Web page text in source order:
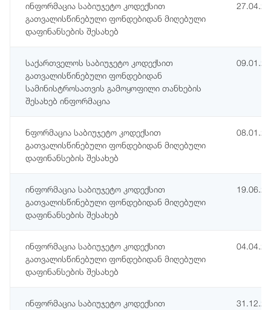
ინფორმაცია საბიუჯეტო კოდექსით
გათვალისწინებული ფონდებიდან მიღებული
დაფინანსების შესახებ
საქართველოს საბიუჯეტო კოდექსით
გათვალისწინებული ფონდებიდან
სამინისტროსათვის გამოყოფილი თანხების
შესახებ ინფორმაცია
ნფორმაცია საბიუჯეტო კოდექსით
გათვალისწინებული ფონდებიდან მიღებული
დაფინანსების შესახებ
ინფორმაცია საბიუჯეტო კოდექსით
გათვალისწინებული ფონდებიდან მიღებული
დაფინანსების შესახებ
ინფორმაცია საბიუჯეტო კოდექსით
გათვალისწინებული ფონდებიდან მიღებული
დაფინანსების შესახებ
ინფორმაცია საბიუჯეტო კოდექსით